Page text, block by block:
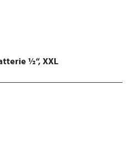
½“, XXL